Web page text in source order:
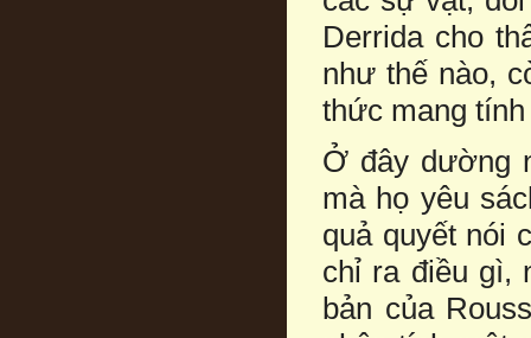
Derrida cho
như thế nào,
thức mang
Ở đây dường
mà họ yêu
quả quyết nói
chỉ ra điều gì,
bản của